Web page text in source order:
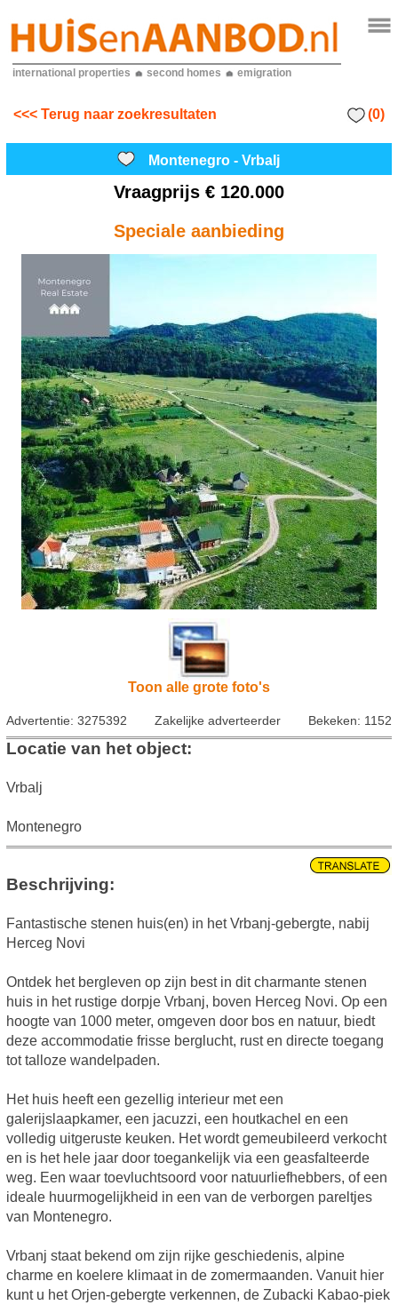
international properties second homes emigration
<<< Terug naar zoekresultaten (0)
Montenegro - Vrbalj
Vraagprijs € 120.000
Speciale aanbieding
Toon alle grote foto's
Advertentie: 3275392 Zakelijke adverteerder Bekeken: 1152
Locatie van het object:
Vrbalj
Montenegro
Beschrijving:
Fantastische stenen huis(en) in het Vrbanj-gebergte, nabij
Herceg Novi
Ontdek het bergleven op zijn best in dit charmante stenen
huis in het rustige dorpje Vrbanj, boven Herceg Novi. Op een
hoogte van 1000 meter, omgeven door bos en natuur, biedt
deze accommodatie frisse berglucht, rust en directe toegang
tot talloze wandelpaden.
Het huis heeft een gezellig interieur met een
galerijslaapkamer, een jacuzzi, een houtkachel en een
volledig uitgeruste keuken. Het wordt gemeubileerd verkocht
en is het hele jaar door toegankelijk via een geasfalteerde
weg. Een waar toevluchtsoord voor natuurliefhebbers, of een
ideale huurmogelijkheid in een van de verborgen pareltjes
van Montenegro.
Vrbanj staat bekend om zijn rijke geschiedenis, alpine
charme en koelere klimaat in de zomermaanden. Vanuit hier
kunt u het Orjen-gebergte verkennen, de Zubacki Kabao-piek